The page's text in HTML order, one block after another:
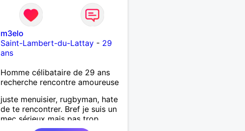
m3elo
Saint-Lambert-du-Lattay - 29
ans
Homme célibataire de 29 ans
recherche rencontre amoureuse
juste menuisier, rugbyman, hate
de te rencontrer. Bref je suis un
mec sérieux mais pas trop,
bosseur, qui aime la convivialité